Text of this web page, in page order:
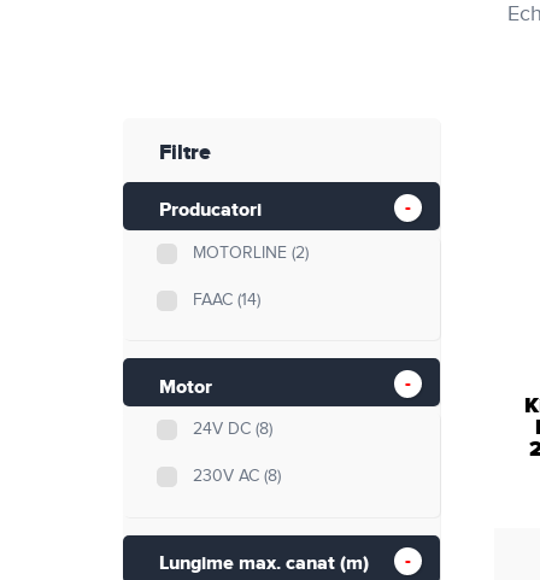
Cabluri si accesorii
Filtre
Producatori
MOTORLINE (2)
FAAC (14)
Motor
24V DC (8)
230V AC (8)
Lungime max. canat (m)